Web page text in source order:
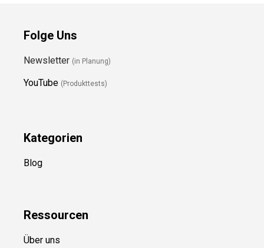
Folge Uns
Newsletter (in Planung)
YouTube (Produkttests)
Kategorien
Blog
Ressourcen
Über uns